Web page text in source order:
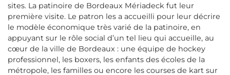
sites. La patinoire de Bordeaux Mériadeck fut leur
première visite. Le patron les a accueilli pour leur décrire
le modèle économique très varié de la patinoire, en
appuyant sur le rôle social d’un tel lieu qui accueille, au
cœur de la ville de Bordeaux : une équipe de hockey
professionnel, les boxers, les enfants des écoles de la
métropole, les familles ou encore les courses de kart sur